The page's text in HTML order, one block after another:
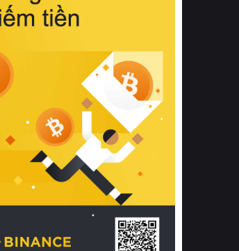
Bên cạnh đó, việc lựa chọn các dòng
sản phẩm đạt chuẩn chất lượng quốc
tế còn giúp ngăn ngừa tình trạng kích
khuẩn và nấm mốc trong điều kiện
thời tiết nóng ẩm. Bạn có thể tìm hiểu
thêm các nghiên cứu khoa học về tác
động của giấc ngủ và môi trường
phòng ngủ đối với sức khỏe con
người tại Sleep Foundation (External
Link) để có cái nhìn toàn diện hơn.
2. Các tiêu chí vàng khi lựa chọn
chăn ga gối đệm cao cấp cho phòng
ngủ
Để sở hữu một bộ chăn ga gối đệm
cao cấp hoàn hảo cả về thẩm mỹ lẫn
công năng, người tiêu dùng cần cân
nhắc kỹ lưỡng các tiêu chí quan trọng